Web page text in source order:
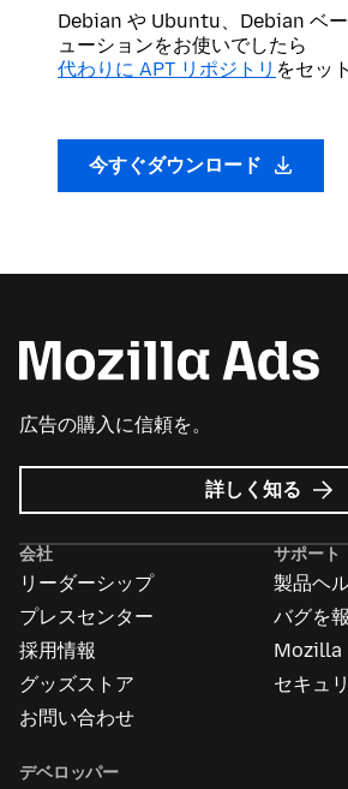
Debian や Ubuntu、Debian ベ
ューションをお使いでしたら
代わりに APT リポジトリ をセッ
今すぐダウンロード
広告の購入に信頼を。
Mozilla
広
詳しく知る
会社
リーダーシップ
プレスセンター
採用情報
グッズストア
お問い合わせ
サポート
製品ヘ
バグを
Mozilla
セキュ
デベロッパー